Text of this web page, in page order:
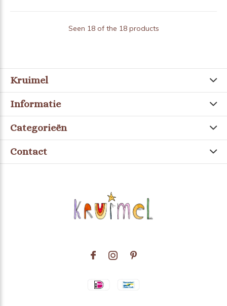
Seen 18 of the 18 products
Kruimel
Informatie
Categorieën
Contact